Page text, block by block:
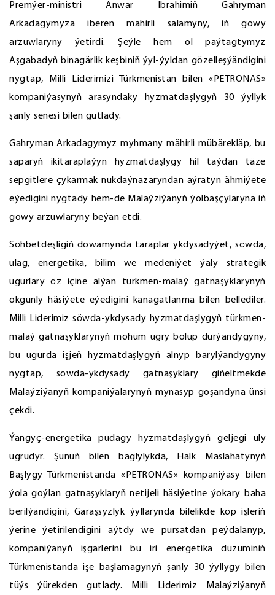
Premýer-ministri Anwar Ibrahimiň Gahryman
Arkadagymyza iberen mähirli salamyny, iň gowy
arzuwlaryny ýetirdi. Şeýle hem ol paýtagtymyz
Aşgabadyň binagärlik keşbiniň ýyl-ýyldan gözelleşýändigini
nygtap, Milli Liderimizi Türkmenistan bilen «PETRONAS»
kompaniýasynyň arasyndaky hyzmatdaşlygyň 30 ýyllyk
şanly senesi bilen gutlady.
Gahryman Arkadagymyz myhmany mähirli mübärekläp, bu
saparyň ikitaraplaýyn hyzmatdaşlygy hil taýdan täze
sepgitlere çykarmak nukdaýnazaryndan aýratyn ähmiýete
eýedigini nygtady hem-de Malaýziýanyň ýolbaşçylaryna iň
gowy arzuwlaryny beýan etdi.
Söhbetdeşligiň dowamynda taraplar ykdysadyýet, söwda,
ulag, energetika, bilim we medeniýet ýaly strategik
ugurlary öz içine alýan türkmen-malaý gatnaşyklarynyň
okgunly häsiýete eýedigini kanagatlanma bilen bellediler.
Milli Liderimiz söwda-ykdysady hyzmatdaşlygyň türkmen-
malaý gatnaşyklarynyň möhüm ugry bolup durýandygyny,
bu ugurda işjeň hyzmatdaşlygyň alnyp barylýandygyny
nygtap, söwda-ykdysady gatnaşyklary giňeltmekde
Malaýziýanyň kompaniýalarynyň mynasyp goşandyna ünsi
çekdi.
Ýangyç-energetika pudagy hyzmatdaşlygyň geljegi uly
ugrudyr. Şunuň bilen baglylykda, Halk Maslahatynyň
Başlygy Türkmenistanda «PETRONAS» kompaniýasy bilen
ýola goýlan gatnaşyklaryň netijeli häsiýetine ýokary baha
berilýändigini, Garaşsyzlyk ýyllarynda bilelikde köp işleriň
ýerine ýetirilendigini aýtdy we pursatdan peýdalanyp,
kompaniýanyň işgärlerini bu iri energetika düzüminiň
Türkmenistanda işe başlamagynyň şanly 30 ýyllygy bilen
tüýs ýürekden gutlady. Milli Liderimiz Malaýziýanyň